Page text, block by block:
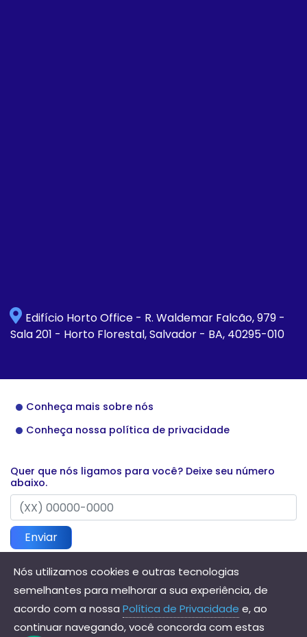
Edifício Horto Office - R. Waldemar Falcão, 979 -
Sala 201 - Horto Florestal, Salvador - BA, 40295-010
Conheça mais sobre nós
Conheça nossa política de privacidade
Quer que nós ligamos para você? Deixe seu número
abaixo.
Enviar
Direitos reservados à Hannis Contabilidade - 2026
Nós utilizamos cookies e outras tecnologias
semelhantes para melhorar a sua experiência, de
acordo com a nossa Política de Privacidade e, ao
continuar navegando, você concorda com estas